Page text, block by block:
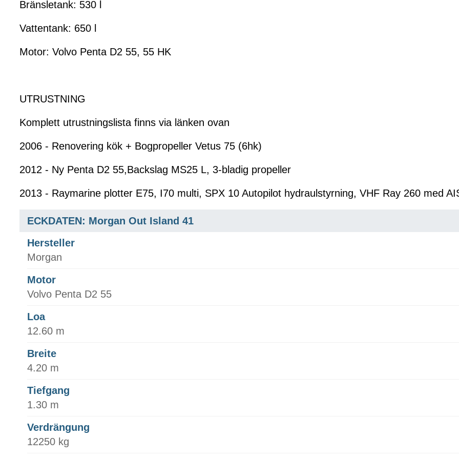
Bränsletank: 530 l
Vattentank: 650 l
Motor: Volvo Penta D2 55, 55 HK
UTRUSTNING
Komplett utrustningslista finns via länken ovan
2006 - Renovering kök + Bogpropeller Vetus 75 (6hk)
2012 - Ny Penta D2 55,Backslag MS25 L, 3-bladig propeller
2013 - Raymarine plotter E75, I70 multi, SPX 10 Autopilot hydraulstyrning, VHF Ray 260 med
ECKDATEN: Morgan Out Island 41
Hersteller
Morgan
Motor
Volvo Penta D2 55
Loa
12.60 m
Breite
4.20 m
Tiefgang
1.30 m
Verdrängung
12250 kg